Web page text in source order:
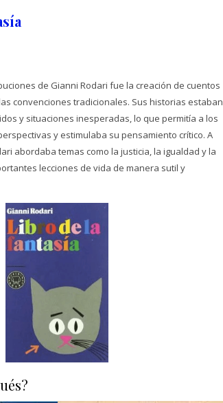
de Gianni Rodari fue la creación de cuentos
convenciones tradicionales. Sus historias estaban
y situaciones inesperadas, lo que permitía a los
y estimulaba su pensamiento crítico. A
abordaba temas como la justicia, la igualdad y la
lecciones de vida de manera sutil y